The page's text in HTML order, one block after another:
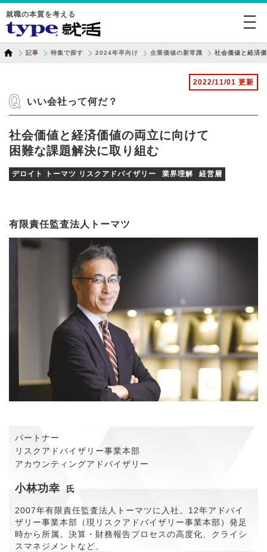
就職の本質を考える
記事 特集で探す 2024年卒向け 企業価値の新常識 社会価値と経済
2022/11/01 更新
いい会社って何だ？
社会価値と経済価値の両立に向けて
困難な課題解決に取り組む
デロイト トーマツ リスクアドバイザリー 業界理解 経営層
有限責任監査法人トーマツ
パートナー
リスクアドバイザリー事業本部
アカウンティングアドバイザリー
小林功幸 氏
2007年有限責任監査法人トーマツに入社。12年アドバイ
ザリー事業本部（現リスクアドバイザリー事業本部）発足
時から所属。決算・財務報告プロセスの高度化、クライシ
スマネジメントなど、